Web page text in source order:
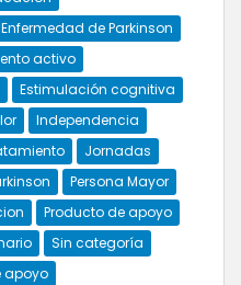
Enfermedad de Parkinson
activo
Estimulación cognitiva
Independencia
Jornadas
Persona Mayor
Producto de apoyo
Sin categoría
apoyo